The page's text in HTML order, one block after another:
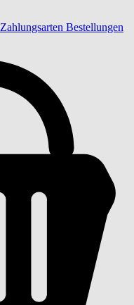
Zahlungsarten Bestellungen